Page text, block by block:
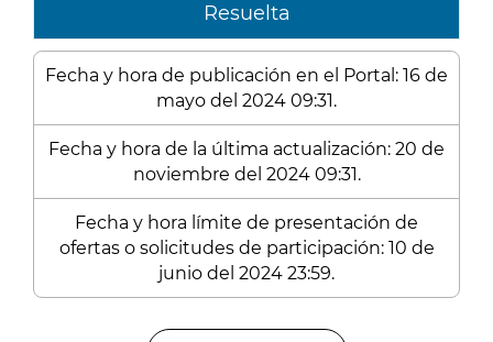
Resuelta
Fecha y hora de publicación en el Portal: 16 de
mayo del 2024 09:31.
Fecha y hora de la última actualización: 20 de
noviembre del 2024 09:31.
Fecha y hora límite de presentación de
ofertas o solicitudes de participación: 10 de
junio del 2024 23:59.